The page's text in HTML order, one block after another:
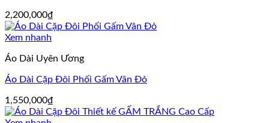
2,200,000₫
Xem nhanh
Áo Dài Uyên Ương
Áo Dài Cặp Đôi Phối Gấm Vân Đỏ
1,550,000₫